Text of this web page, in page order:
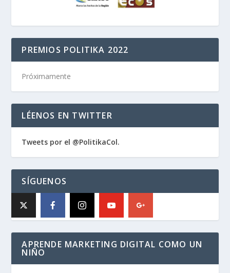
PREMIOS POLITIKA 2022
Próximamente
LÉENOS EN TWITTER
Tweets por el @PolitikaCol.
SÍGUENOS
APRENDE MARKETING DIGITAL COMO UN
NIÑO